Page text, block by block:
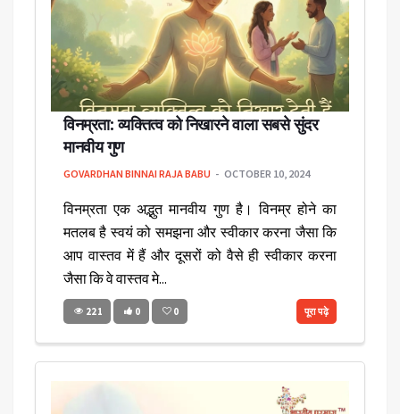
विनम्रता: व्यक्तित्व को निखारने वाला सबसे सुंदर
मानवीय गुण
GOVARDHAN BINNAI RAJA BABU OCTOBER 10, 2024
विनम्रता एक अद्भुत मानवीय गुण है। विनम्र होने का
मतलब है स्वयं को समझना और स्वीकार करना जैसा कि
आप वास्तव में हैं और दूसरों को वैसे ही स्वीकार करना
जैसा कि वे वास्तव मे...
221 0 0 पूरा पढ़े